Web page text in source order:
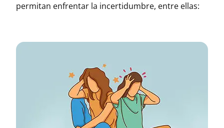
permitan enfrentar la incertidumbre, entre ellas: